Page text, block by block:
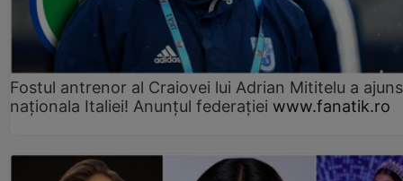
Fostul antrenor al Craiovei lui Adrian Mititelu a
naționala Italiei! Anunțul federației www.fanatik.ro